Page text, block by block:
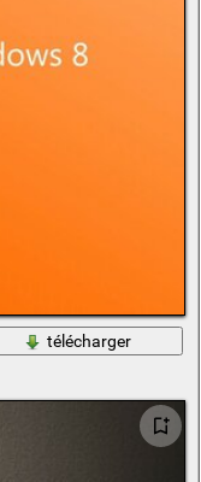
télécharger